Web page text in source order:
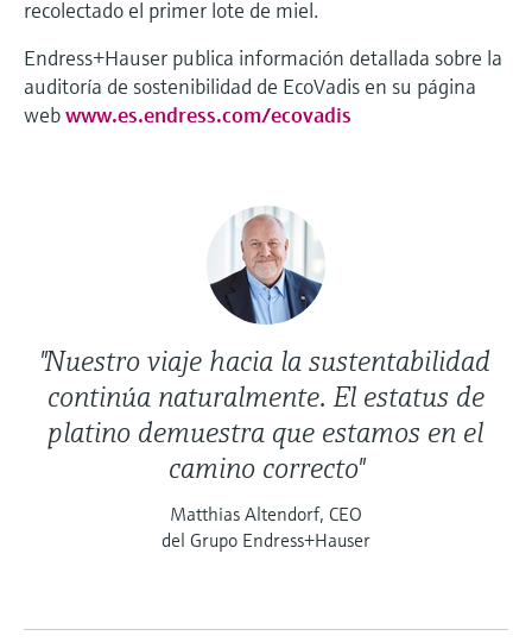
recolectado el primer lote de miel.
Endress+Hauser publica información detallada sobre la
auditoría de sostenibilidad de EcoVadis en su página
webwww.es.endress.com/ecovadis
"Nuestro viaje hacia la sustentabilidad
continúa naturalmente. El estatus de
platino demuestra que estamos en el
camino correcto"
Matthias Altendorf, CEO
del Grupo Endress+Hauser